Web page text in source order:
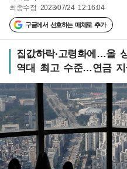
최종수정 2023/07/24 12:16:04
구글에서 선호하는 매체로 추가
집값하락·고령화에…올
역대 최고 수준…연금 지